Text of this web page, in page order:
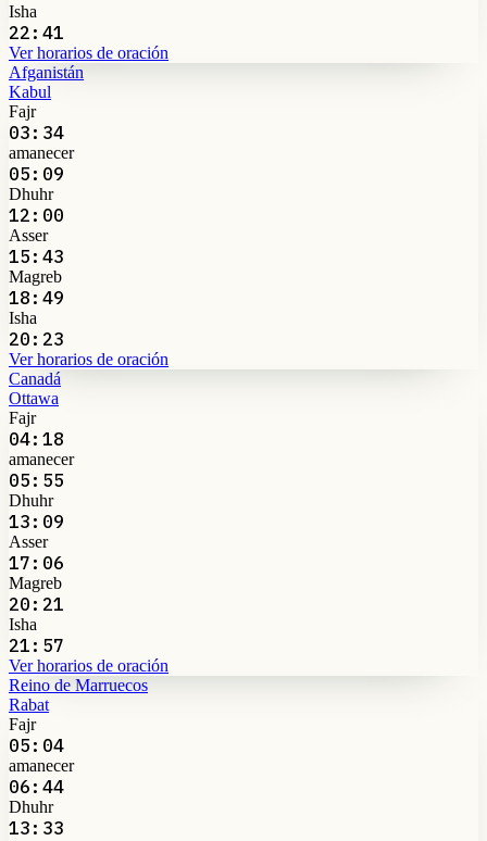
Isha
22:41
Ver horarios de oración
Afganistán
Kabul
Fajr
03:34
amanecer
05:09
Dhuhr
12:00
Asser
15:43
Magreb
18:49
Isha
20:23
Ver horarios de oración
Canadá
Ottawa
Fajr
04:18
amanecer
05:55
Dhuhr
13:09
Asser
17:06
Magreb
20:21
Isha
21:57
Ver horarios de oración
Reino de Marruecos
Rabat
Fajr
05:04
amanecer
06:44
Dhuhr
13:33